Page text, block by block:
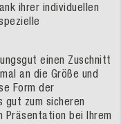
ihrer individuellen
einen Zuschnitt
an die Größe und
Form der
gut zum sicheren
Präsentation bei Ihrem